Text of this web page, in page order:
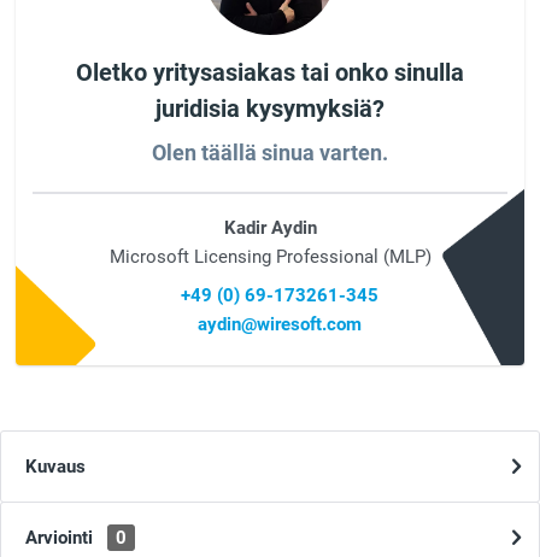
Oletko yritysasiakas tai onko sinulla
juridisia kysymyksiä?
Olen täällä sinua varten.
Kadir Aydin
Microsoft Licensing Professional (MLP)
+49 (0) 69-173261-345
aydin@wiresoft.com
Kuvaus
Arviointi 0